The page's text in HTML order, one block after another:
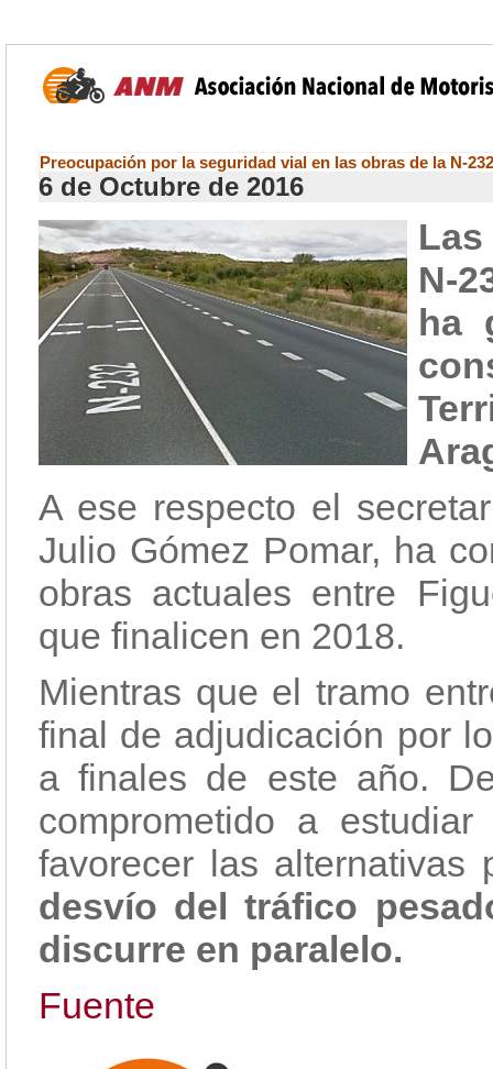
Preocupación por la seguridad vial en las obras de la N-232
6 de Octubre de 2016
N-
ha
A ese respecto el
Julio Gómez Pomar, ha
obras actuales entre
que finalicen en 2018.
Mientras que el tramo
final de adjudicación por
a finales de este año.
comprometido a
favorecer las
desvío del tráfico
discurre en paralelo.
Fuente